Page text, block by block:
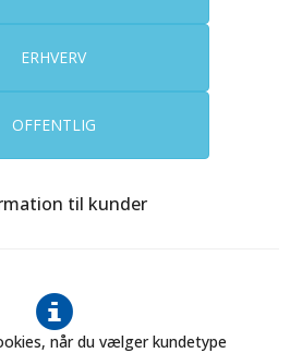
ERHVERV
OFFENTLIG
til kunder
når du vælger kundetype